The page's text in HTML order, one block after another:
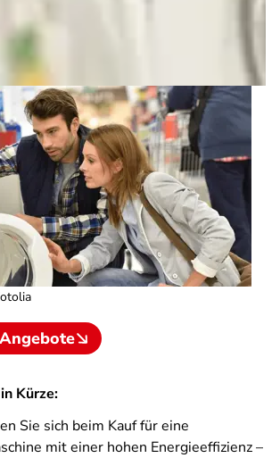
Kürze:
Sie sich beim Kauf für eine
mit einer hohen Energieeffizienz –